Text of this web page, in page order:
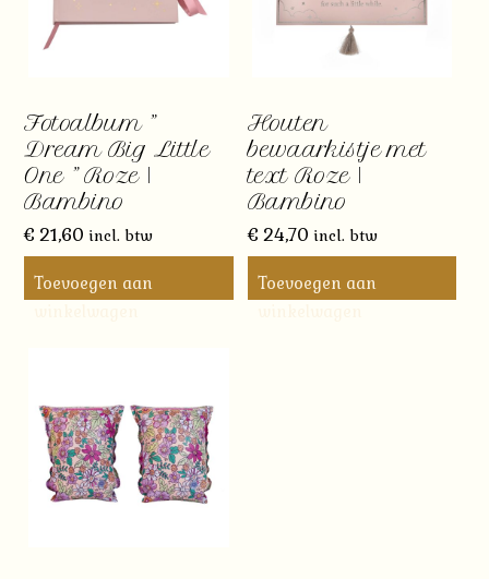
Fotoalbum ”
Dream Big Little
One ” Roze |
Bambino
€ 21,60 incl. btw
Toevoegen aan
Houten
bewaarkistje met
text Roze |
Bambino
€ 24,70 incl. btw
Toevoegen aan